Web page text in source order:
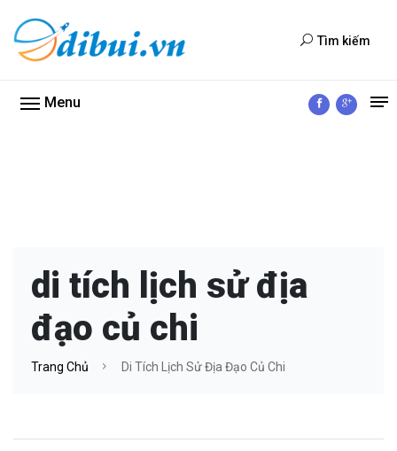
Tìm kiếm
Menu
di tích lịch sử địa
đạo củ chi
Trang Chủ Di Tích Lịch Sử Địa Đạo Củ Chi